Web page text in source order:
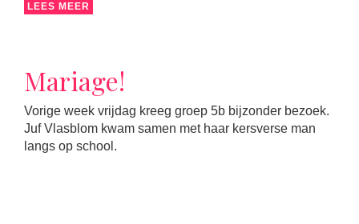
LEES MEER
Mariage!
Vorige week vrijdag kreeg groep 5b bijzonder bezoek.
Juf Vlasblom kwam samen met haar kersverse man
langs op school.